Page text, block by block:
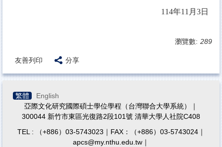
114年11月3日
瀏覽數: 289
友善列印 分享
繁體
English
亞際文化研究國際碩士學位學程（台灣聯合大學系統）｜
300044 新竹市東區光復路2段101號 清華大學人社院C408
TEL : （+886）03-5743023｜FAX：（+886）03-5743024｜
apcs@my.nthu.edu.tw｜